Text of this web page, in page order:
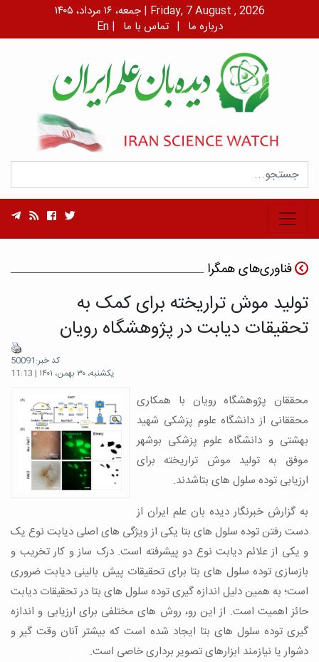
جمعه، ۱۶ مرداد، ۱۴۰۵ | Friday, 7 August , 2026
En | درباره ما | تماس با ما
فناوری‌های همگرا
تولید موش تراریخته برای کمک به
تحقیقات دیابت در پژوهشگاه رویان
کد خبر:50091
یکشنبه، ۳۰ بهمن، ۱۴۰۱ | 11:13
محققان پژوهشگاه رویان با همکاری
محققانی از دانشگاه علوم پزشکی شهید
بهشتی و دانشگاه علوم پزشکی بوشهر
موفق به تولید موش تراریخته برای
ارزیابی توده سلول های بتاشدند.
به گزارش خبرنگار دیده بان علم ایران از
دست رفتن توده سلول های بتا یکی از ویژگی های اصلی دیابت نوع یک
و یکی از علائم دیابت نوع دو پیشرفته است. درک ساز و کار تخریب و
بازسازی توده سلول های بتا برای تحقیقات پیش بالینی دیابت ضروری
است؛ به همین دلیل اندازه گیری توده سلول های بتا در تحقیقات دیابت
حائز اهمیت است. از این رو، روش های مختلفی برای ارزیابی و اندازه
گیری توده سلول های بتا ایجاد شده است که بیشتر آنان وقت گیر و
دشوار یا نیازمند ابزارهای تصویر برداری خاصی است.